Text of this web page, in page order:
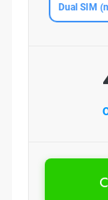
Dual SIM